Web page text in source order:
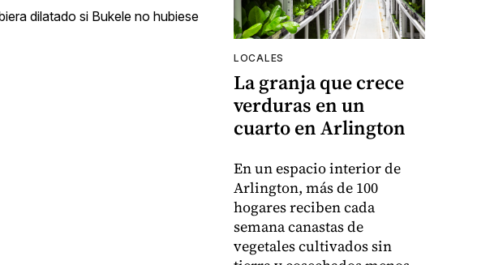
dilatado si Bukele no hubiese
LOCALES
La granja que crece
verduras en un
cuarto en Arlington
En un espacio interior de
Arlington, más de 100
hogares reciben cada
semana canastas de
vegetales cultivados sin